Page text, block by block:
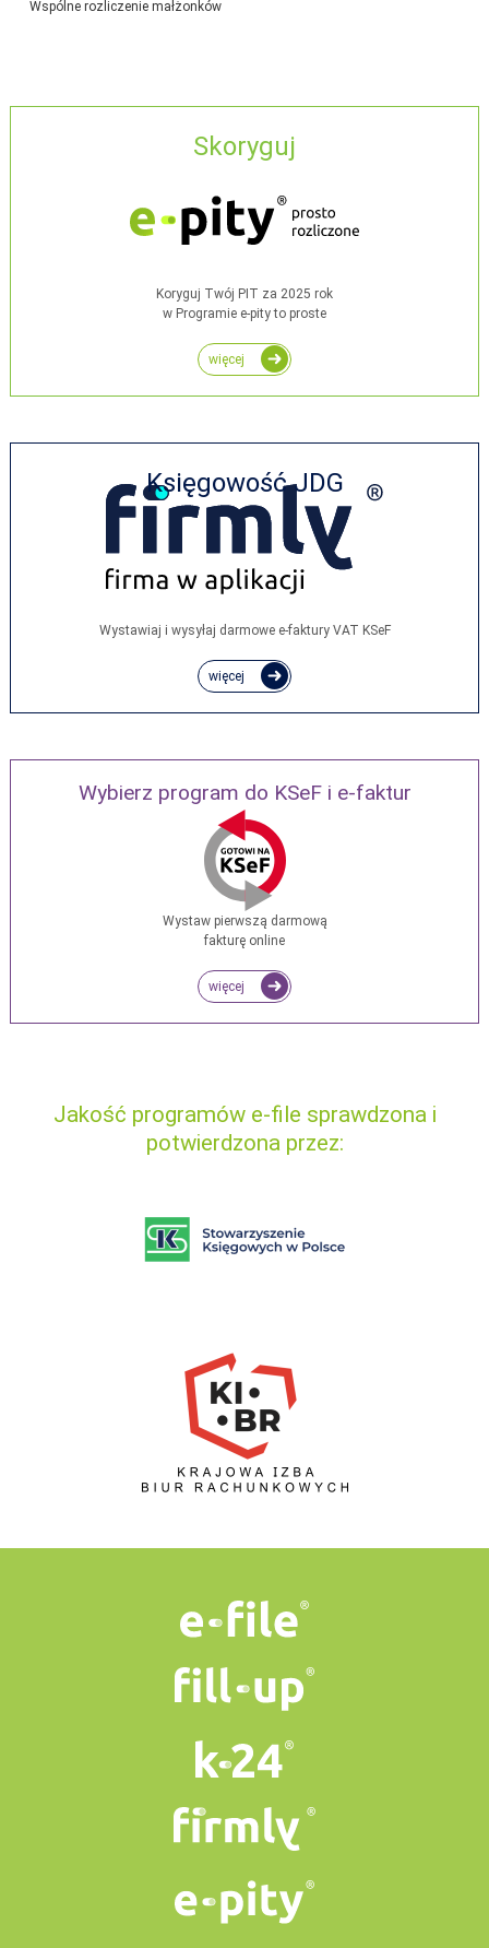
Wspólne rozliczenie małżonków
Skoryguj
Koryguj Twój PIT za 2025 rok
w Programie e-pity to proste
więcej
Księgowość JDG
Wystawiaj i wysyłaj darmowe e‑faktury VAT KSeF
więcej
Wybierz program do KSeF i e-faktur
Wystaw pierwszą darmową
fakturę online
więcej
Jakość programów e-file sprawdzona i
potwierdzona przez: